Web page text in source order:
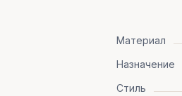
Материал
Назначение
Стиль